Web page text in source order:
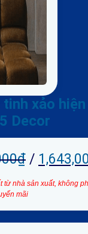
xảo
Decor
₫ /
từ nhà sản xuất, không
mãi